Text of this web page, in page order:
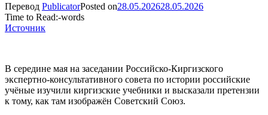
Перевод PublicatorPosted on28.05.202628.05.2026
Time to Read:-words
Источник
В середине мая на заседании Российско-Киргизского
экспертно-консультативного совета по истории российские
учёные изучили киргизские учебники и высказали претензии
к тому, как там изображён Советский Союз.